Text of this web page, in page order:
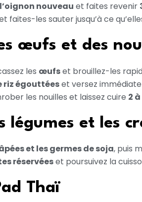
nouveau et faites revenir
faites-les sauter jusqu’à ce
œufs et des
les œufset brouillez-les
riz égouttéeset versez
les nouilles et laissez cuire 2
légumes et les
et les germes de soja, puis
réservéeset poursuivez la
Thaï